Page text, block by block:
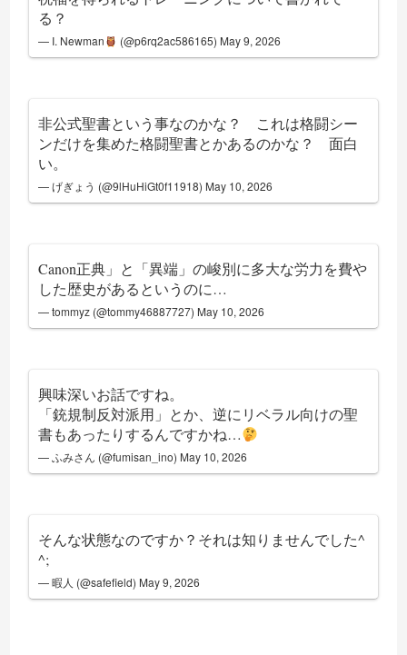
る？
— I. Newman (@p6rq2ac586165) May 9, 2026
非公式聖書という事なのかな？ これは格闘シー
ンだけを集めた格闘聖書とかあるのかな？ 面白
い。
— げぎょう (@9lHuHiGt0f11918) May 10, 2026
Canon正典」と「異端」の峻別に多大な労力を費や
した歴史があるというのに…
— tommyz (@tommy46887727) May 10, 2026
興味深いお話ですね。
「銃規制反対派用」とか、逆にリベラル向けの聖
書もあったりするんですかね…
— ふみさん (@fumisan_ino) May 10, 2026
そんな状態なのですか？それは知りませんでした^
^;
— 暇人 (@safefield) May 9, 2026